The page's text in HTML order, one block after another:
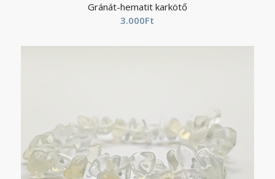
Gránát-hematit karkötő
3.000Ft